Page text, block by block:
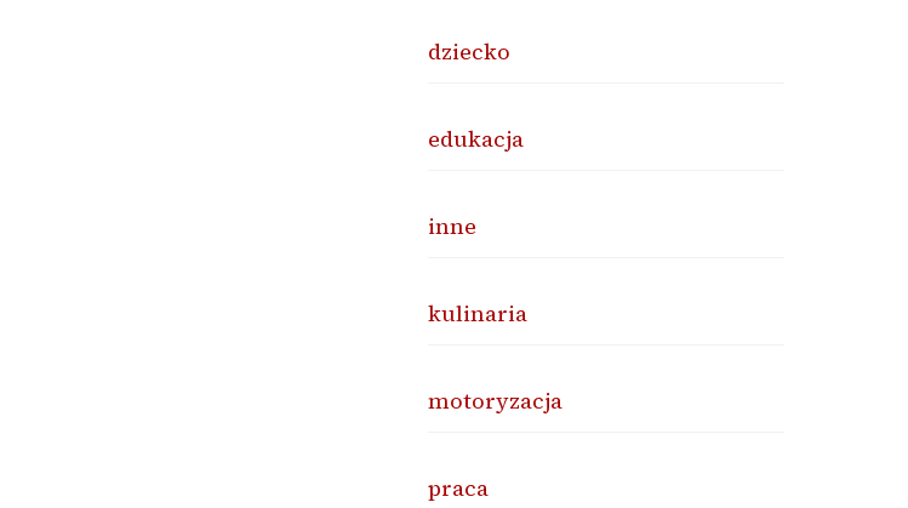
dziecko
edukacja
inne
kulinaria
motoryzacja
praca